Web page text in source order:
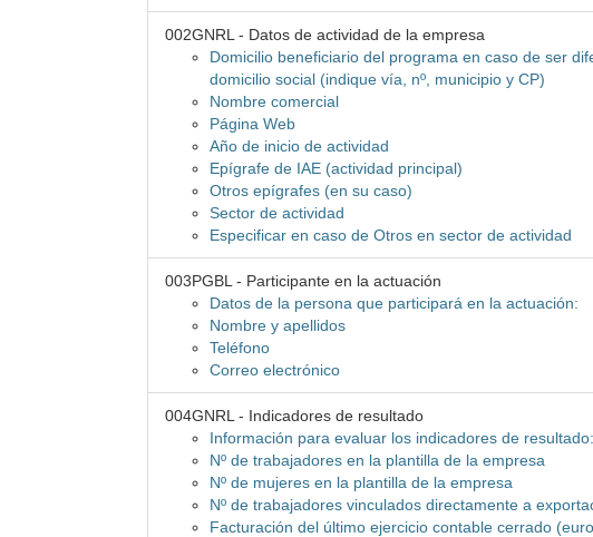
002GNRL - Datos de actividad de la empresa
Domicilio beneficiario del programa en caso de ser
domicilio social (indique vía, nº, municipio y CP)
Nombre comercial
Página Web
Año de inicio de actividad
Epígrafe de IAE (actividad principal)
Otros epígrafes (en su caso)
Sector de actividad
Especificar en caso de Otros en sector de actividad
003PGBL - Participante en la actuación
Datos de la persona que participará en la actuación:
Nombre y apellidos
Teléfono
Correo electrónico
004GNRL - Indicadores de resultado
Información para evaluar los indicadores de resultado:
Nº de trabajadores en la plantilla de la empresa
Nº de mujeres en la plantilla de la empresa
Nº de trabajadores vinculados directamente a
Facturación del último ejercicio contable cerrado